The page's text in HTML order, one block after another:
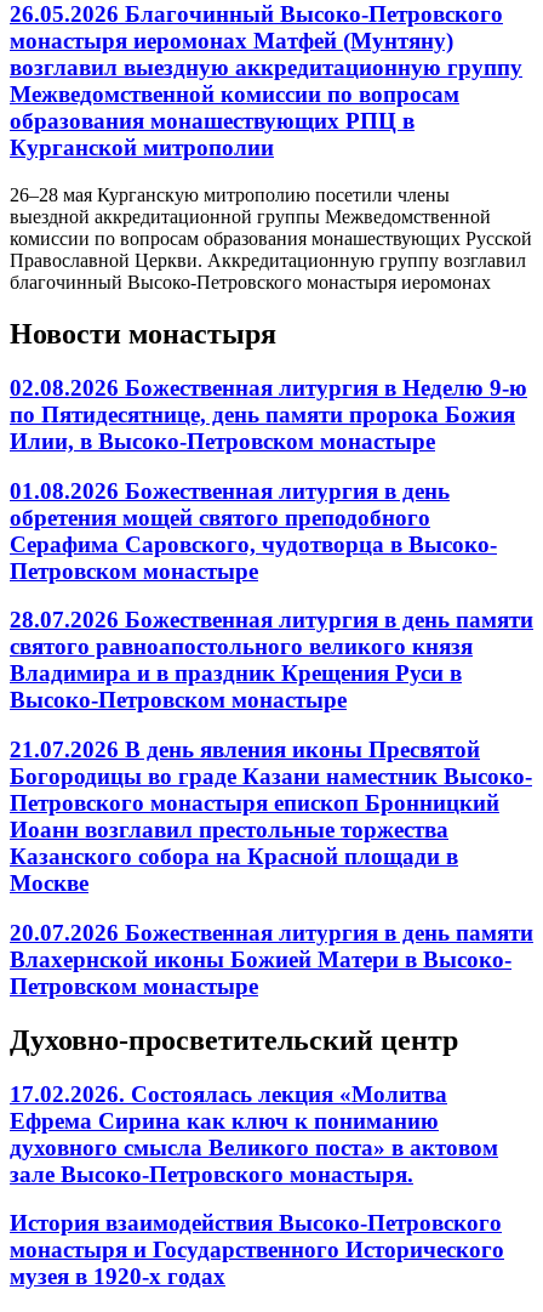
26.05.2026 Благочинный Высоко-Петровского
монастыря иеромонах Матфей (Мунтяну)
возглавил выездную аккредитационную группу
Межведомственной комиссии по вопросам
образования монашествующих РПЦ в
Курганской митрополии
26–28 мая Курганскую митрополию посетили члены
выездной аккредитационной группы Межведомственной
комиссии по вопросам образования монашествующих Русской
Православной Церкви. Аккредитационную группу возглавил
благочинный Высоко-Петровского монастыря иеромонах
Новости монастыря
02.08.2026 Божественная литургия в Неделю 9-ю
по Пятидесятнице, день памяти пророка Божия
Илии, в Высоко-Петровском монастыре
01.08.2026 Божественная литургия в день
обретения мощей святого преподобного
Серафима Саровского, чудотворца в Высоко-
Петровском монастыре
28.07.2026 Божественная литургия в день памяти
святого равноапостольного великого князя
Владимира и в праздник Крещения Руси в
Высоко-Петровском монастыре
21.07.2026 В день явления иконы Пресвятой
Богородицы во граде Казани наместник Высоко-
Петровского монастыря епископ Бронницкий
Иоанн возглавил престольные торжества
Казанского собора на Красной площади в
Москве
20.07.2026 Божественная литургия в день памяти
Влахернской иконы Божией Матери в Высоко-
Петровском монастыре
Духовно-просветительский центр
17.02.2026. Состоялась лекция «Молитва
Ефрема Сирина как ключ к пониманию
духовного смысла Великого поста» в актовом
зале Высоко-Петровского монастыря.
История взаимодействия Высоко-Петровского
монастыря и Государственного Исторического
музея в 1920-х годах